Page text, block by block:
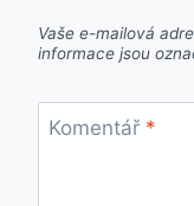
Vaše e-mailová
informace jsou
Komentář *